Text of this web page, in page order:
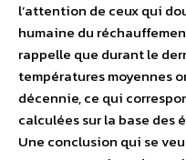
l’attention de ceux qui
humaine du
rappelle que durant le
températures moyennes
décennie, ce qui
calculées sur la base des
Une conclusion qui se